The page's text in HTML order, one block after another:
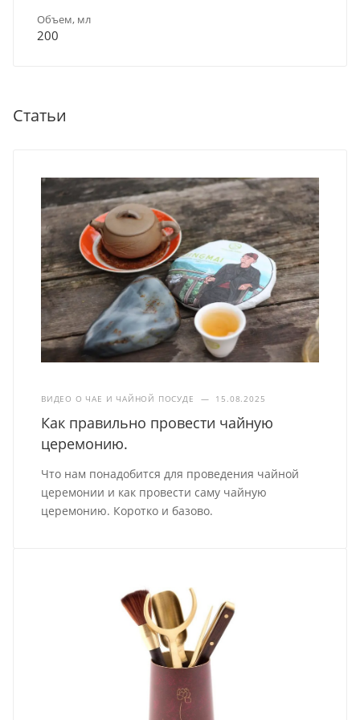
Объем, мл
200
Статьи
ВИДЕО О ЧАЕ И ЧАЙНОЙ ПОСУДЕ — 15.08.2025
Как правильно провести чайную
церемонию.
Что нам понадобится для проведения чайной
церемонии и как провести саму чайную
церемонию. Коротко и базово.